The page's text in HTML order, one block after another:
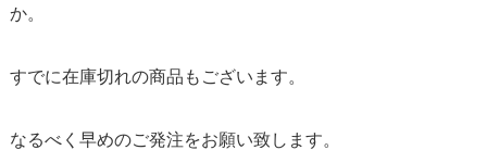
か。
すでに在庫切れの商品もございます。
なるべく早めのご発注をお願い致します。